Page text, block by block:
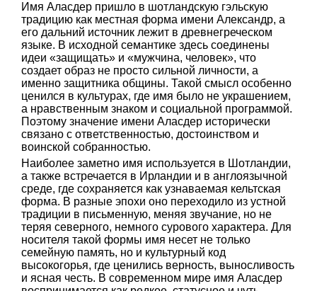
Имя Аласдер пришло в шотландскую гэльскую
традицию как местная форма имени Александр, а
его дальний источник лежит в древнегреческом
языке. В исходной семантике здесь соединены
идеи «защищать» и «мужчина, человек», что
создает образ не просто сильной личности, а
именно защитника общины. Такой смысл особенно
ценился в культурах, где имя было не украшением,
а нравственным знаком и социальной программой.
Поэтому значение имени Аласдер исторически
связано с ответственностью, достоинством и
воинской собранностью.
Наиболее заметно имя используется в Шотландии,
а также встречается в Ирландии и в англоязычной
среде, где сохраняется как узнаваемая кельтская
форма. В разные эпохи оно переходило из устной
традиции в письменную, меняя звучание, но не
теряя северного, немного сурового характера. Для
носителя такой формы имя несет не только
семейную память, но и культурный код
высокогорья, где ценились верность, выносливость
и ясная честь. В современном мире имя Аласдер